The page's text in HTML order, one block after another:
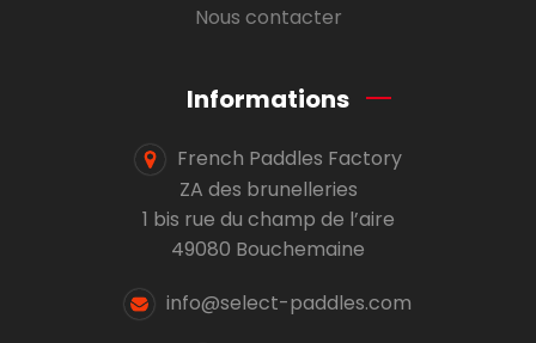
Nous contacter
Informations
French Paddles Factory
ZA des brunelleries
1 bis rue du champ de l’aire
49080 Bouchemaine
info@select-paddles.com